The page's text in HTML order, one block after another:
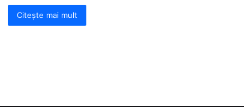
Citește mai mult